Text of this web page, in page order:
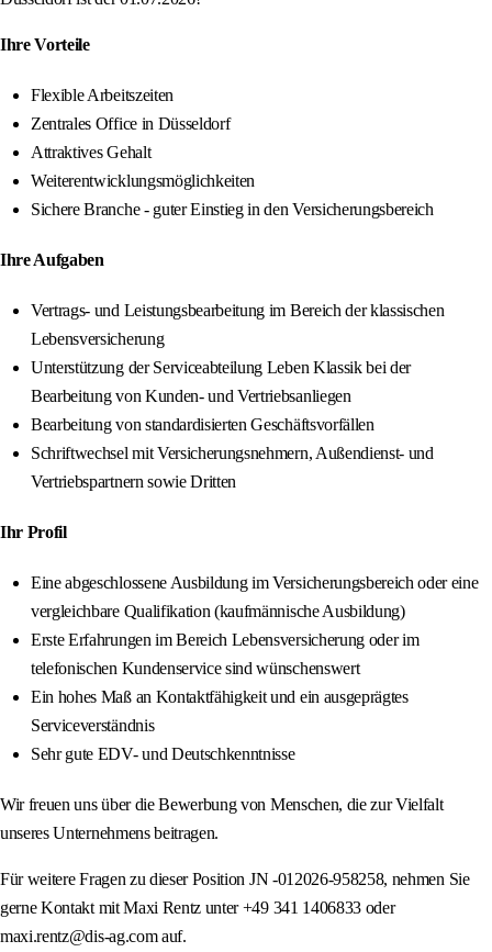
Ihre Vorteile
Flexible Arbeitszeiten
Zentrales Office in Düsseldorf
Attraktives Gehalt
Weiterentwicklungsmöglichkeiten
Sichere Branche - guter Einstieg in den Versicherungsbereich
Ihre Aufgaben
Vertrags- und Leistungsbearbeitung im Bereich der klassischen
Lebensversicherung
Unterstützung der Serviceabteilung Leben Klassik bei der
Bearbeitung von Kunden- und Vertriebsanliegen
Bearbeitung von standardisierten Geschäftsvorfällen
Schriftwechsel mit Versicherungsnehmern, Außendienst- und
Vertriebspartnern sowie Dritten
Ihr Profil
Eine abgeschlossene Ausbildung im Versicherungsbereich oder eine
vergleichbare Qualifikation (kaufmännische Ausbildung)
Erste Erfahrungen im Bereich Lebensversicherung oder im
telefonischen Kundenservice sind wünschenswert
Ein hohes Maß an Kontaktfähigkeit und ein ausgeprägtes
Serviceverständnis
Sehr gute EDV- und Deutschkenntnisse
Wir freuen uns über die Bewerbung von Menschen, die zur Vielfalt
unseres Unternehmens beitragen.
Für weitere Fragen zu dieser Position JN -012026-958258, nehmen Sie
gerne Kontakt mit Maxi Rentz unter +49 341 1406833 oder
maxi.rentz@dis-ag.com auf.